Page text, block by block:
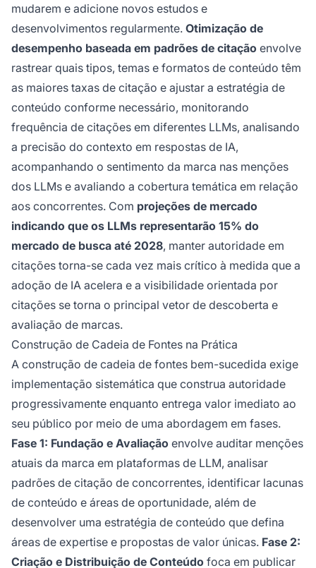
mudarem e adicione novos estudos e
desenvolvimentos regularmente. Otimização de
desempenho baseada em padrões de citação envolve
rastrear quais tipos, temas e formatos de conteúdo têm
as maiores taxas de citação e ajustar a estratégia de
conteúdo conforme necessário, monitorando
frequência de citações em diferentes LLMs, analisando
a precisão do contexto em respostas de IA,
acompanhando o sentimento da marca nas menções
dos LLMs e avaliando a cobertura temática em relação
aos concorrentes. Com projeções de mercado
indicando que os LLMs representarão 15% do
mercado de busca até 2028, manter autoridade em
citações torna-se cada vez mais crítico à medida que a
adoção de IA acelera e a visibilidade orientada por
citações se torna o principal vetor de descoberta e
avaliação de marcas.
Construção de Cadeia de Fontes na Prática
A construção de cadeia de fontes bem-sucedida exige
implementação sistemática que construa autoridade
progressivamente enquanto entrega valor imediato ao
seu público por meio de uma abordagem em fases.
Fase 1: Fundação e Avaliação envolve auditar menções
atuais da marca em plataformas de LLM, analisar
padrões de citação de concorrentes, identificar lacunas
de conteúdo e áreas de oportunidade, além de
desenvolver uma estratégia de conteúdo que defina
áreas de expertise e propostas de valor únicas. Fase 2:
Criação e Distribuição de Conteúdo foca em publicar